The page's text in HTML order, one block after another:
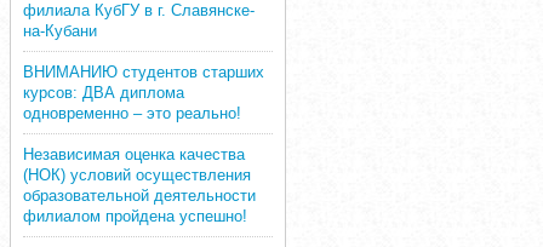
филиала КубГУ в г. Славянске-
на-Кубани
ВНИМАНИЮ студентов старших
курсов: ДВА диплома
одновременно – это реально!
Независимая оценка качества
(НОК) условий осуществления
образовательной деятельности
филиалом пройдена успешно!